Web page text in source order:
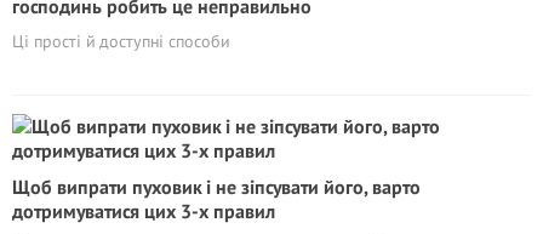
господинь робить це неправильно
Ці прості й доступні способи
Щоб випрати пуховик і не зіпсувати його, варто
дотримуватися цих 3-х правил